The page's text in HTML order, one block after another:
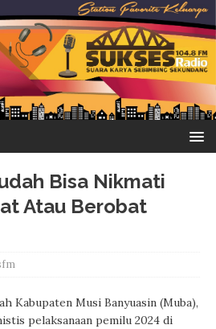
Bisa Nikmati
Atau Berobat
Kabupaten Musi Banyuasin (Muba),
pelaksanaan pemilu 2024 di